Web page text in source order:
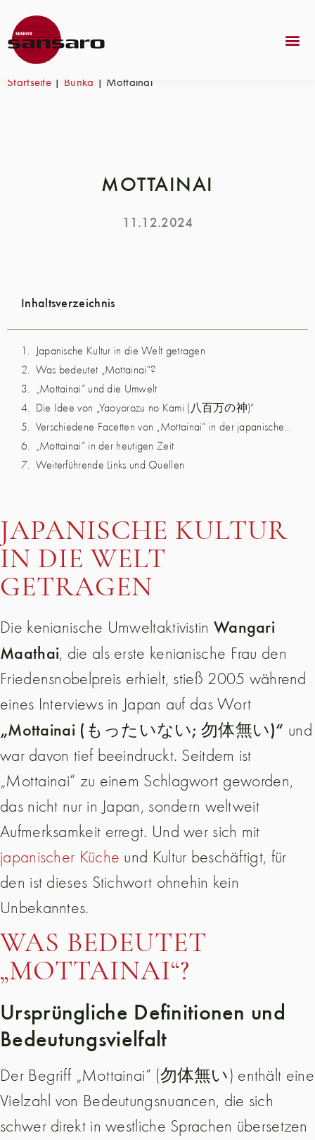
Startseite | Bunka | Mottainai
MOTTAINAI
11.12.2024
Inhaltsverzeichnis
Japanische Kultur in die Welt getragen
Was bedeutet „Mottainai“?
„Mottainai“ und die Umwelt
Die Idee von „Yaoyorozu no Kami (八百万の神)“
„Mottainai“ in der heutigen Zeit
Weiterführende Links und Quellen
JAPANISCHE KULTUR
IN DIE WELT
GETRAGEN
Die kenianische Umweltaktivistin Wangari
Maathai, die als erste kenianische Frau den
Friedensnobelpreis erhielt, stieß 2005 während
eines Interviews in Japan auf das Wort
„Mottainai (もったいない; 勿体無い)“ und
war davon tief beeindruckt. Seitdem ist
„Mottainai“ zu einem Schlagwort geworden,
das nicht nur in Japan, sondern weltweit
Aufmerksamkeit erregt. Und wer sich mit
japanischer Küche und Kultur beschäftigt, für
den ist dieses Stichwort ohnehin kein
Unbekanntes.
WAS BEDEUTET
„MOTTAINAI“?
Ursprüngliche Definitionen und
Bedeutungsvielfalt
Der Begriff „Mottainai“ (勿体無い) enthält eine
Vielzahl von Bedeutungsnuancen, die sich
schwer direkt in westliche Sprachen übersetzen